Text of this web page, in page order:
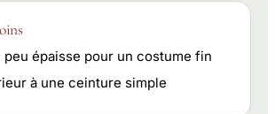
peu épaisse pour un costume fin
à une ceinture simple